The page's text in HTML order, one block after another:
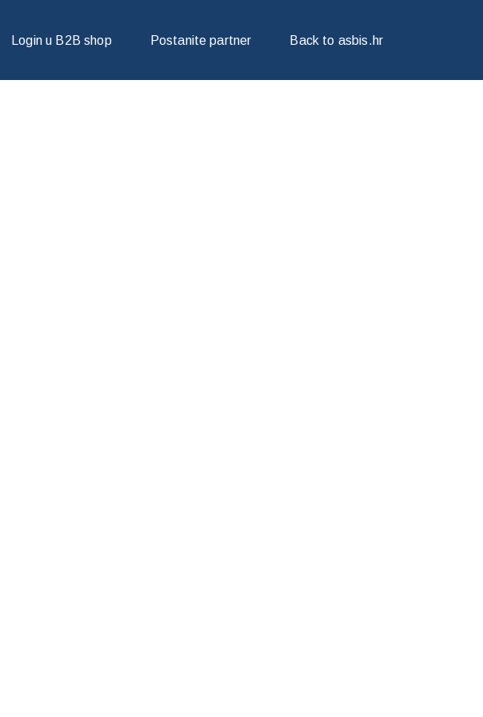
Login u B2B shop Postanite partner Back to asbis.hr